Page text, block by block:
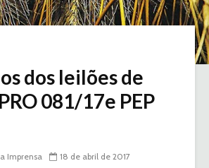
dos leilões de
081/17e PEP
Imprensa
18 de abril de 2017